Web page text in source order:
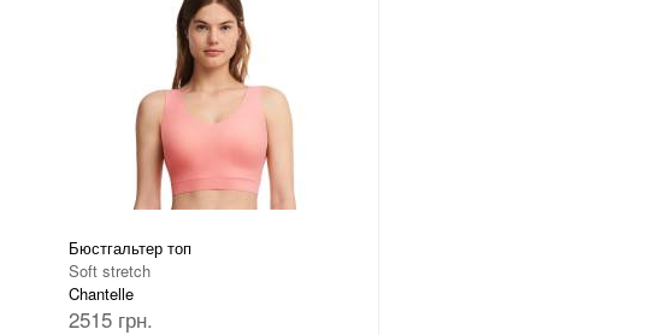
Бюстгальтер топ
Soft stretch
Chantelle
2515 грн.